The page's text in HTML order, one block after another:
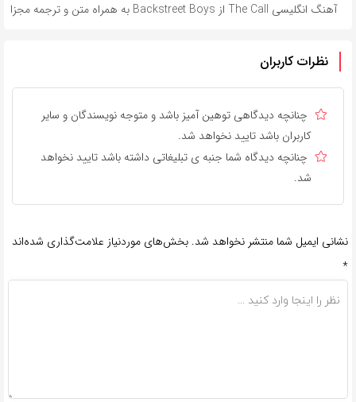
آهنگ انگلیسی The Call از Backstreet Boys به همراه متن و ترجمه مجزا
نظرات کاربران
چنانچه دیدگاهی توهین آمیز باشد و متوجه نویسندگان و سایر
کاربران باشد تایید نخواهد شد.
چنانچه دیدگاه شما جنبه ی تبلیغاتی داشته باشد تایید نخواهد
شد.
نشانی ایمیل شما منتشر نخواهد شد. بخش‌های موردنیاز علامت‌گذاری شده‌اند
*